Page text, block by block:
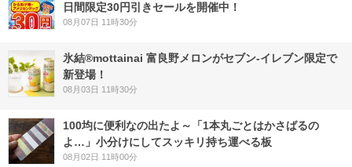
日間限定30円引きセールを開催中！
08月07日 11時30分
氷結®mottainai 富良野メロンがセブン‐イレブン限定で
新登場！
08月03日 11時30分
100均に便利なの出たよ～「1本丸ごとはかさばるの
よ…」小分けにしてスッキリ持ち運べる板
08月02日 11時00分